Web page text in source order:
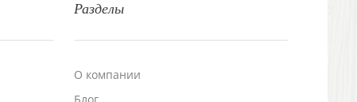
Разделы
О компании